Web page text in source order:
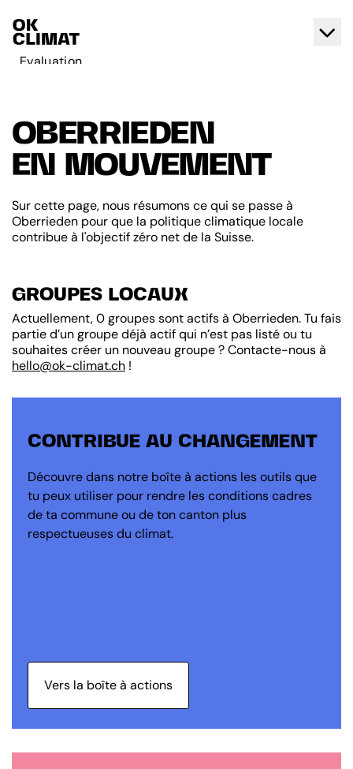
Evaluation
Contact
Français
OBERRIEDEN
EN MOUVEMENT
Sur cette page, nous résumons ce qui se passe à
Oberrieden pour que la politique climatique locale
contribue à l'objectif zéro net de la Suisse.
GROUPES LOCAUX
Actuellement, 0 groupes sont actifs à Oberrieden. Tu fais
partie d’un groupe déjà actif qui n’est pas listé ou tu
souhaites créer un nouveau groupe ? Contacte-nous à
hello@ok-climat.ch !
CONTRIBUE AU CHANGEMENT
Découvre dans notre boîte à actions les outils que
tu peux utiliser pour rendre les conditions cadres
de ta commune ou de ton canton plus
respectueuses du climat.
Vers la boîte à actions